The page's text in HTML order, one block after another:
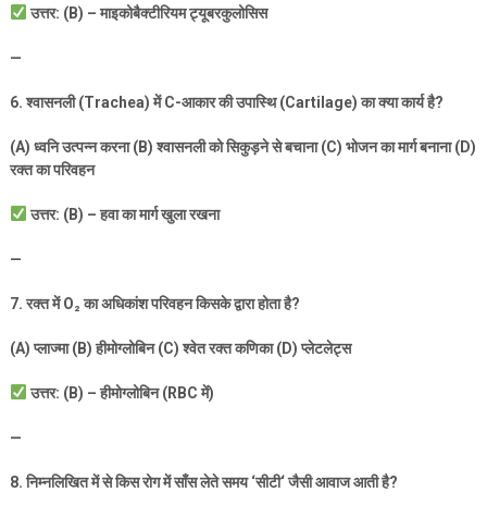
उत्तर: (B) –माइकोबैक्टीरियम ट्यूबरकुलोसिस
—
6.श्वासनली (Trachea)मेंC-आकार की उपास्थि (Cartilage)का क्या कार्य है?
(A) ध्वनि उत्पन्न करना (B)श्वासनली को सिकुड़ने से बचाना (C) भोजन का मार्ग बनाना (D)
रक्त का परिवहन
उत्तर: (B) –हवा का मार्ग खुला रखना
—
7.रक्त मेंO₂का अधिकांश परिवहन किसके द्वारा होता है?
(A)प्लाज्मा (B)हीमोग्लोबिन (C)श्वेत रक्त कणिका (D)प्लेटलेट्स
उत्तर: (B) –हीमोग्लोबिन (RBCमें)
—
8.निम्नलिखित में से किस रोग में साँस लेते समय‘सीटी‘जैसी आवाज आती है?